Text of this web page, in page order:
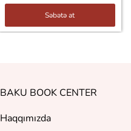
Səbətə at
BAKU BOOK CENTER
Haqqımızda